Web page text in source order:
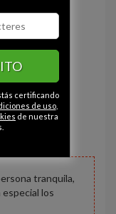
tranquila,
los
certificando
de uso,
de nuestra